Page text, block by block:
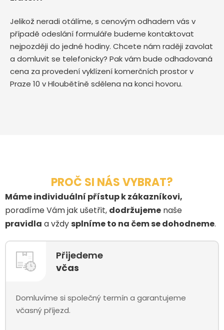
Jelikož neradi otálíme, s cenovým odhadem vás v
případě odeslání formuláře budeme kontaktovat
nejpozději do jedné hodiny. Chcete nám raději zavolat
a domluvit se telefonicky? Pak vám bude odhadovaná
cena za provedení vyklízení komerčních prostor v
Praze 10 v Hloubětíně sdělena na konci hovoru.
PROČ SI NÁS VYBRAT?
Máme individuální přístup k zákazníkovi,
poradíme Vám jak ušetřit, dodržujeme naše
pravidla a vždy splníme to na čem se dohodneme.
Přijedeme
včas
Domluvíme si společný termín a garantujeme
včasný příjezd.